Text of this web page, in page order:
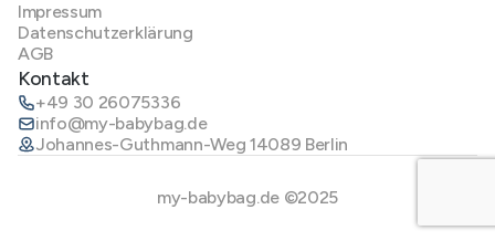
Impressum
Datenschutzerklärung
AGB
Kontakt
+49 30 26075336
info@my-babybag.de
Johannes-Guthmann-Weg 14089 Berlin
my-babybag.de ©2025